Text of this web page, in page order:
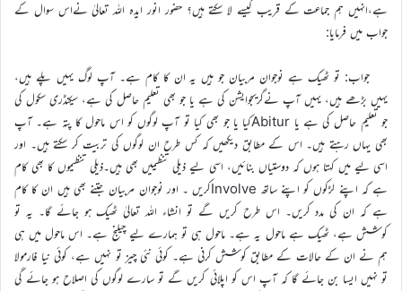
ہے،انہیں ہم جماعت کے قریب کیسے لا سکتے ہیں؟ حضور انور ایدہ اللہ تعالیٰ نےاس سوال کے
جواب میں فرمایا:
جواب: تو ٹھیک ہے نوجوان مربیان جو ہیں یہ ان کا کام ہے۔ آپ لوگ یہیں پلے ہیں،
یہیں بڑھے ہیں، یہیں آپ نےگریجوایشن کی ہے یا جو بھی تعلیم حاصل کی ہے، سیکنڈری سکول کی
جو تعلیم حاصل کی ہے یا Abiturکیا یا جو بھی کیا تو آپ لوگوں کو اس ماحول کا پتہ ہے۔ آپ
بھی یہاں رہتے ہیں۔ اس کے مطابق دیکھیں کہ کس طرح ان لوگوں کی تربیت کر سکتے ہیں۔ اور
اسی لیے میں کہتا ہوں کہ دوستیاں بنائیں، اسی لیے ذیلی تنظیمیں بھی ہیں۔ذیلی تنظیموں کا بھی کام
ہے کہ اپنے لڑکوں کو اپنے ساتھ Involveکریں ۔ اور نوجوان مربیان جتنے بھی ہیں ان کا کام
ہے کہ ان کی مدد کریں۔ اس طرح کریں گے تو انشاء اللہ تعالیٰ ٹھیک ہو جائے گا۔ یہ تو
کوشش ہے، ٹھیک ہے ماحول یہ ہے۔ ماحول ہی تو ہمارے لیے چیلنج ہے۔ اس ماحول میں ہی
ہم نے ان کے حالات کے مطابق کوشش کرنی ہے۔ کوئی نئی چیز تو نہیں ہے، کوئی نیا فارمولا
تو نہیں ایسا بن جائے گا کہ آپ اس کو اپلائی کریں گے تو سارے لوگوں کی اصلاح ہو جائے گی